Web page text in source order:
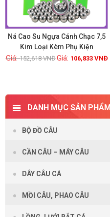
Ná Cao Su Ngựa Cánh Chạc 7,5
Kim Loại Kèm Phụ Kiện
152,618VNĐ 106,833 VNĐ
DANH MỤC SẢN PHẨM
BỘ ĐỒ CÂU
CẦN CÂU – MÁY CÂU
DÂY CÂU CÁ
MỒI CÂU, PHAO CÂU